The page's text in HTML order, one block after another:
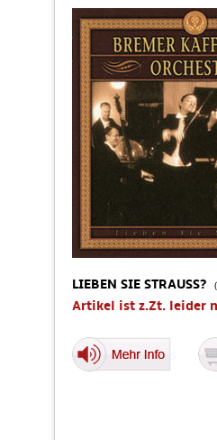
LIEBEN SIE STRAUSS?
Artikel ist z.Zt. leider